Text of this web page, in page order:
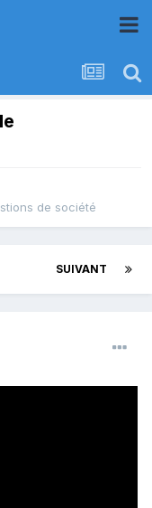
de société
SUIVANT